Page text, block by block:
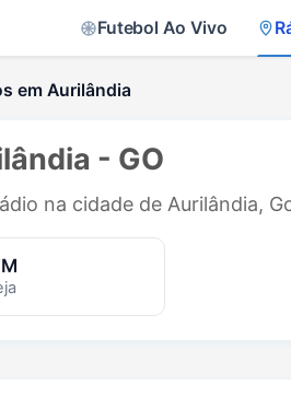
Futebol Ao Vivo
em Aurilândia
- GO
na cidade de Aurilândia,